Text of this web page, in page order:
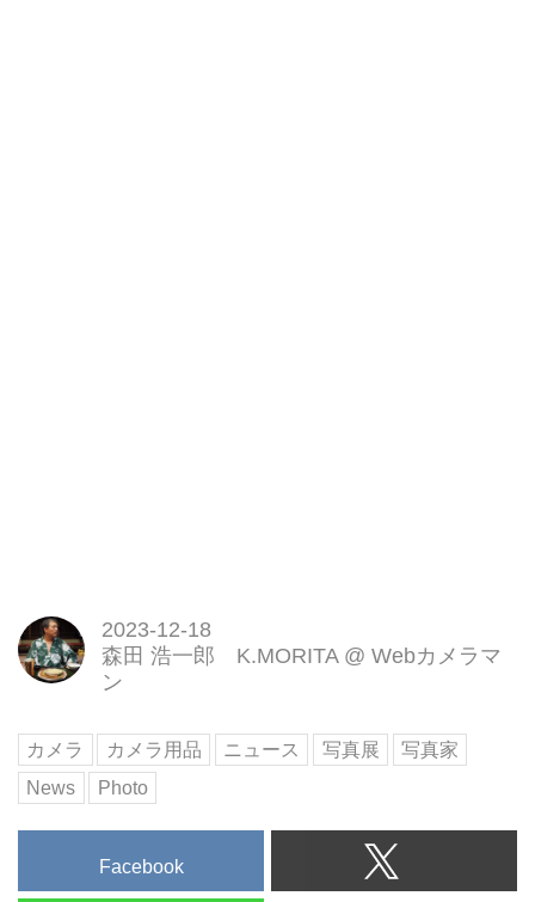
2023-12-18
森田 浩一郎 K.MORITA @ Webカメラマ
ン
カメラ カメラ用品 ニュース 写真展
写真家
News
Photo
Facebook